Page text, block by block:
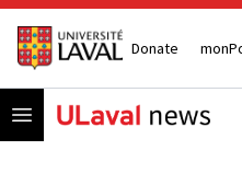
Donate
Open menu